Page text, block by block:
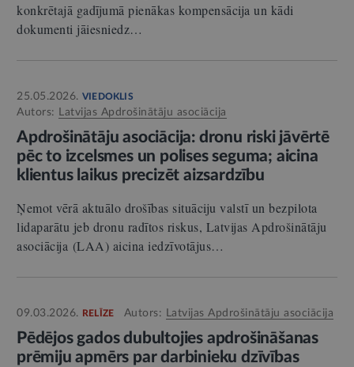
konkrētajā gadījumā pienākas kompensācija un kādi
dokumenti jāiesniedz…
25.05.2026. VIEDOKLIS
Autors: Latvijas Apdrošinātāju asociācija
Apdrošinātāju asociācija: dronu riski jāvērtē
pēc to izcelsmes un polises seguma; aicina
klientus laikus precizēt aizsardzību
Ņemot vērā aktuālo drošības situāciju valstī un bezpilota
lidaparātu jeb dronu radītos riskus, Latvijas Apdrošinātāju
asociācija (LAA) aicina iedzīvotājus…
09.03.2026. RELĪZE Autors: Latvijas Apdrošinātāju asociācija
Pēdējos gados dubultojies apdrošināšanas
prēmiju apmērs par darbinieku dzīvības